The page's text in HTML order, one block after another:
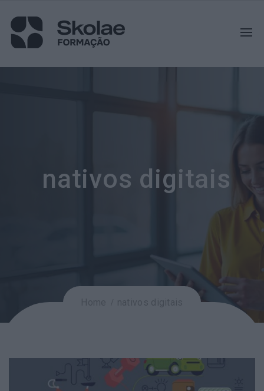
nativos digitais